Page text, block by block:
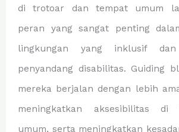
di trotoar dan tempat umum
peran yang sangat penting
lingkungan yang inklusif
penyandang disabilitas. Guiding
mereka berjalan dengan lebih
meningkatkan aksesibilitas di
umum, serta meningkatkan